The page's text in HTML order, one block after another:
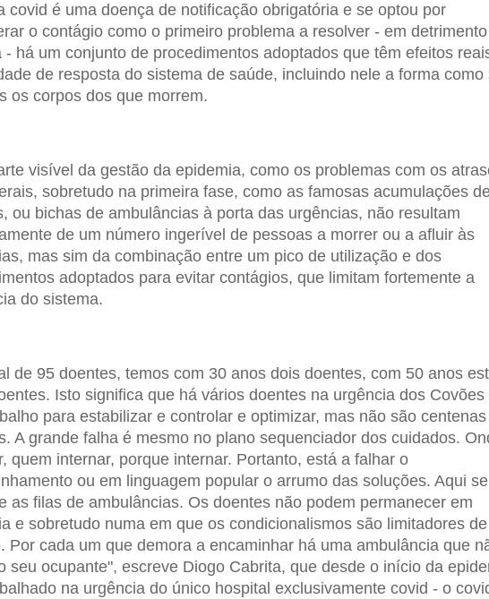
covid é uma doença de notificação obrigatória e se optou por
o contágio como o primeiro problema a resolver - em
- há um conjunto de procedimentos adoptados que têm efeitos
de resposta do sistema de saúde, incluindo nele a forma como
os corpos dos que morrem.
visível da gestão da epidemia, como os problemas com os
sobretudo na primeira fase, como as famosas acumulações
ou bichas de ambulâncias à porta das urgências, não resultam
de um número ingerível de pessoas a morrer ou a afluir às
mas sim da combinação entre um pico de utilização e dos
adoptados para evitar contágios, que limitam fortemente a
do sistema.
de 95 doentes, temos com 30 anos dois doentes, com 50 anos
Isto significa que há vários doentes na urgência dos Covões
para estabilizar e controlar e optimizar, mas não são
A grande falha é mesmo no plano sequenciador dos cuidados.
quem internar, porque internar. Portanto, está a falhar o
ou em linguagem popular o arrumo das soluções. Aqui se
as filas de ambulâncias. Os doentes não podem permanecer em
e sobretudo numa em que os condicionalismos são limitadores de
Por cada um que demora a encaminhar há uma ambulância que
seu ocupante", escreve Diogo Cabrita, que desde o início da
na urgência do único hospital exclusivamente covid - o